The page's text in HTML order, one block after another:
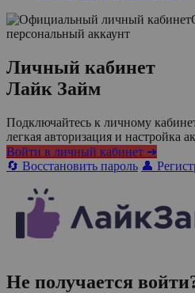
персональный аккаунт
Личный кабинет
Лайк Займ
Подключайтесь к личному
легкая авторизация и настройка
Войти в личный кабинет ➜
🔄 Восстановить пароль 👤
Не получается